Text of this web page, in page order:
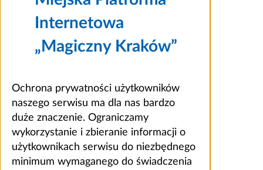
Internetowa
„Magiczny Kraków”
Ochrona prywatności użytkowników
naszego serwisu ma dla nas bardzo
duże znaczenie. Ograniczamy
wykorzystanie i zbieranie informacji o
użytkownikach serwisu do niezbędnego
minimum wymaganego do świadczenia